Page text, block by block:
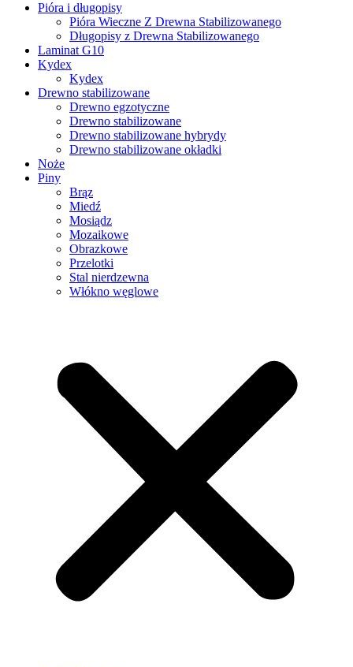
Pióra i długopisy
Pióra Wieczne Z Drewna Stabilizowanego
Długopisy z Drewna Stabilizowanego
Laminat G10
Kydex
Kydex
Drewno stabilizowane
Drewno egzotyczne
Drewno stabilizowane
Drewno stabilizowane hybrydy
Drewno stabilizowane okładki
Noże
Piny
Brąz
Miedź
Mosiądz
Mozaikowe
Obrazkowe
Przelotki
Stal nierdzewna
Włókno węglowe